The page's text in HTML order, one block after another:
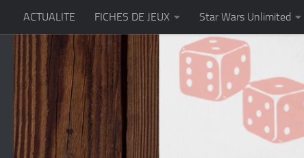
Skip to content
ACTUALITE FICHES DE JEUX Star Wars Unlimited